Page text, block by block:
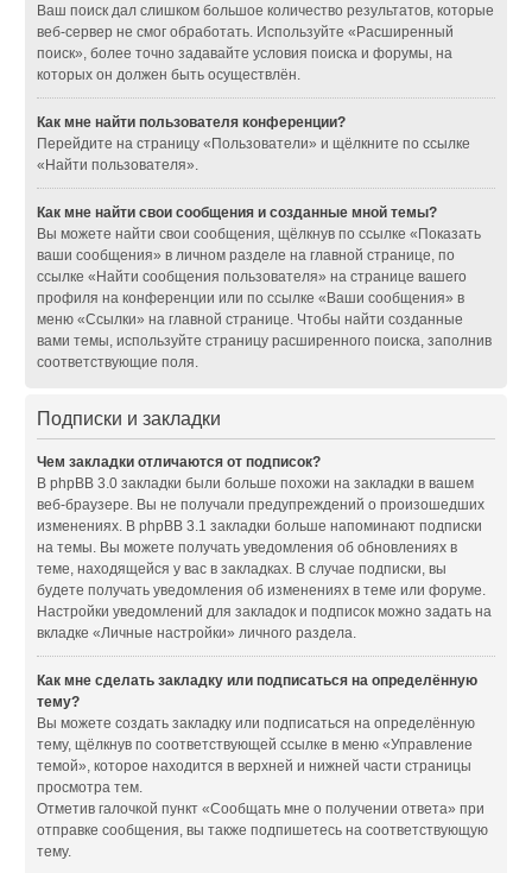
Ваш поиск дал слишком большое количество результатов, которые
веб-сервер не смог обработать. Используйте «Расширенный
поиск», более точно задавайте условия поиска и форумы, на
которых он должен быть осуществлён.
Как мне найти пользователя конференции?
Перейдите на страницу «Пользователи» и щёлкните по ссылке
«Найти пользователя».
Как мне найти свои сообщения и созданные мной темы?
Вы можете найти свои сообщения, щёлкнув по ссылке «Показать
ваши сообщения» в личном разделе на главной странице, по
ссылке «Найти сообщения пользователя» на странице вашего
профиля на конференции или по ссылке «Ваши сообщения» в
меню «Ссылки» на главной странице. Чтобы найти созданные
вами темы, используйте страницу расширенного поиска, заполнив
соответствующие поля.
Подписки и закладки
Чем закладки отличаются от подписок?
В phpBB 3.0 закладки были больше похожи на закладки в вашем
веб-браузере. Вы не получали предупреждений о произошедших
изменениях. В phpBB 3.1 закладки больше напоминают подписки
на темы. Вы можете получать уведомления об обновлениях в
теме, находящейся у вас в закладках. В случае подписки, вы
будете получать уведомления об изменениях в теме или форуме.
Настройки уведомлений для закладок и подписок можно задать на
вкладке «Личные настройки» личного раздела.
Как мне сделать закладку или подписаться на определённую
тему?
Вы можете создать закладку или подписаться на определённую
тему, щёлкнув по соответствующей ссылке в меню «Управление
темой», которое находится в верхней и нижней части страницы
просмотра тем.
Отметив галочкой пункт «Сообщать мне о получении ответа» при
отправке сообщения, вы также подпишетесь на соответствующую
тему.